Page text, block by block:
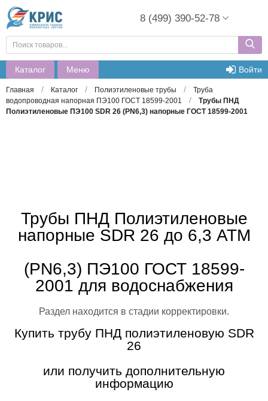
8 (499) 390-52-78
Каталог Меню Войти
Главная / Каталог / Полиэтиленовые трубы /
Труба
водопроводная напорная ПЭ100 ГОСТ 18599-2001
/
Трубы ПНД
Полиэтиленовые ПЭ100 SDR 26 (PN6,3) напорные ГОСТ 18599-2001
Трубы ПНД Полиэтиленовые
напорные SDR 26 до 6,3 АТМ
(PN6,3) ПЭ100 ГОСТ 18599-
2001 для водоснабжения
Раздел находится в стадии корректировки.
Купить трубу ПНД полиэтиленовую SDR
26
или получить дополнительную
информацию